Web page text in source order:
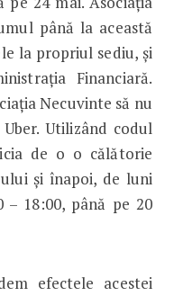
până la această
la propriul sediu, și
Financiară.
Necuvinte să nu
Utilizând codul
de o o călătorie
și înapoi, de luni
18:00, până pe 20
efectele acestei